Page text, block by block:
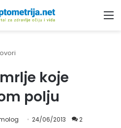
koje
polju
24/06/2013 2